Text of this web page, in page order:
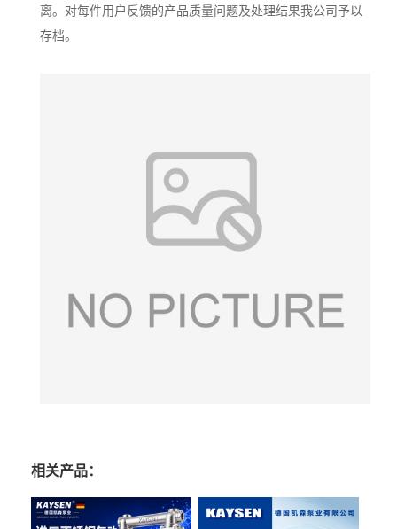
离。对每件用户反馈的产品质量问题及处理结果我公司予以
存档。
相关产品：